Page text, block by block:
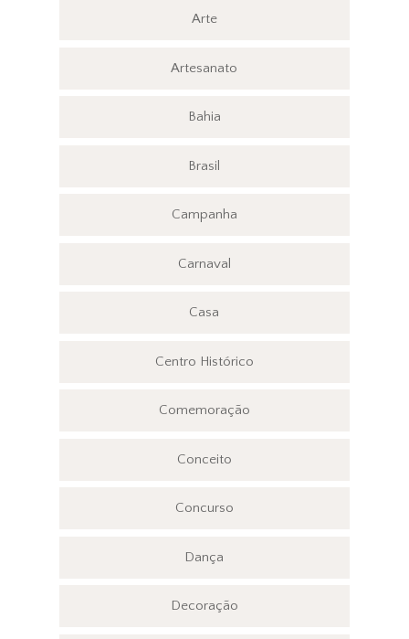
Arte
Artesanato
Bahia
Brasil
Campanha
Carnaval
Casa
Centro Histórico
Comemoração
Conceito
Concurso
Dança
Decoração